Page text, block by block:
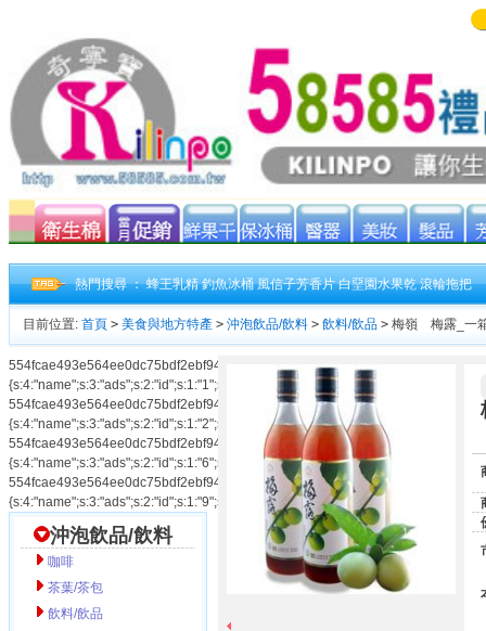
熱門搜尋 ：蜂王乳精 釣魚冰桶 風信子芳香片 白堊園水果乾 滾輪拖把
目前位置: 首頁 > 美食與地方特產 > 沖泡飲品/飲料 > 飲料/飲品 > 梅嶺 梅露_一
554fcae493e564ee0dc75bdf2ebf94caads|a:3:
554fcae493e564ee0dc75bdf2ebf94caads|a:3:
554fcae493e564ee0dc75bdf2ebf94caads|a:3:
554fcae493e564ee0dc75bdf2ebf94caads|a:3:
沖泡飲品/飲料
咖啡
茶葉/茶包
飲料/飲品